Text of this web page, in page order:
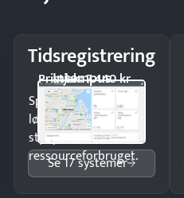
Tidsregistrering
Intempus
Pristjek: 7.440 kr
Spar tid på
lønberegning og få
styr på
ressourceforbruget.
Se 17 systemer